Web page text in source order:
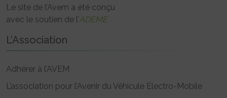
Le site de l’Avem a été conçu
avec le soutien de l’ADEME
L’Association
Adhérer à l’AVEM
L’association pour l’Avenir du Véhicule Electro-Mobile